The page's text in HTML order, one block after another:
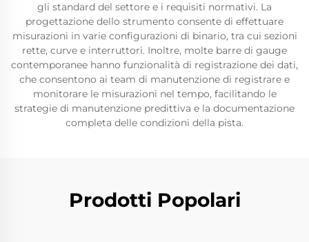
gli standard del settore e i requisiti normativi. La
progettazione dello strumento consente di effettuare
misurazioni in varie configurazioni di binario, tra cui sezioni
rette, curve e interruttori. Inoltre, molte barre di gauge
contemporanee hanno funzionalità di registrazione dei dati,
che consentono ai team di manutenzione di registrare e
monitorare le misurazioni nel tempo, facilitando le
strategie di manutenzione predittiva e la documentazione
completa delle condizioni della pista.
Prodotti Popolari